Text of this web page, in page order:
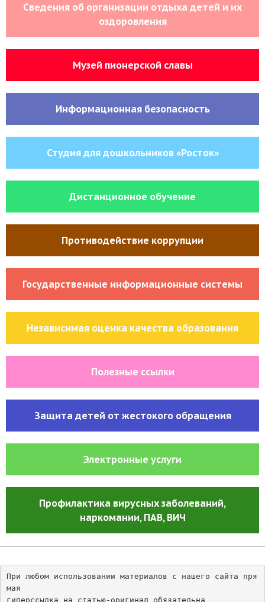
Сведения об организации отдыха детей и их
оздоровления
Музей пионерской славы
Информационная безопасность
Студия для дошкольников «Росток»
Дистанционное обучение
Противодействие коррупции
Государственные информационные системы
Независимая оценка качества образования
Полезные ссылки
Защита детей от жестокого обращения
Электронные услуги
Профилактика вирусных заболеваний,
наркомании, ПАВ, ВИЧ
При любом использовании материалов с нашего сайта пря
мая
гиперссылка на статью-оригинал обязательна